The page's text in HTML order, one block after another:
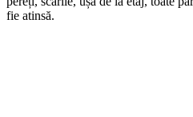
fie atinsă.